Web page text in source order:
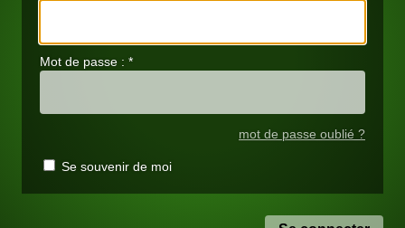
Mot de passe : *
mot de passe oublié ?
Se souvenir de moi